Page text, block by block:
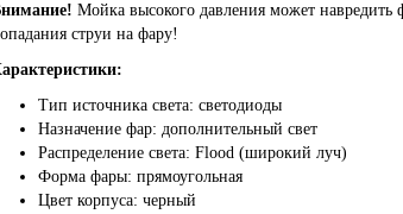
Мойка высокого давления может навредить
струи на фару!
Тип источника света: светодиоды
Назначение фар: дополнительный свет
Распределение света: Flood (широкий луч)
Форма фары: прямоугольная
Цвет корпуса: черный